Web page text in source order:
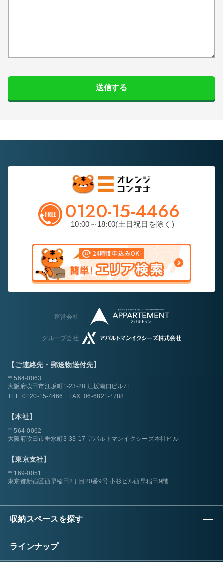
送信する
0120-15-4466
10:00～18:00(土日祝日を除く)
運営会社
グループ会社
【ご連絡先・郵送物送付先】
〒564-0063
大阪府吹田市江坂町1-23-28 江坂南口ビル7F
TEL:0120-15-4466 FAX: 06-6821-7788
【本社】
〒564-0062
大阪府吹田市垂水町3-33-17 アパルトマンイクシーズ本社ビル
【東京支社】
〒169-0051
東京都新宿区西早稲田2丁目20番9号 小杉ビル西早稲田9階
収納スペースを探す
ラインナップ